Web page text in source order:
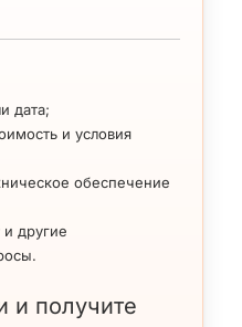
дата;
и условия
обеспечение
другие
и получите